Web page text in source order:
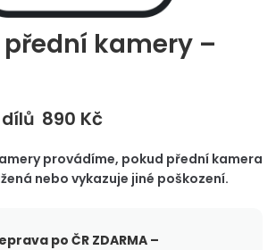
kamery –
890 Kč
provádíme, pokud přední kamera
nebo vykazuje jiné poškození.
po ČRZDARMA –